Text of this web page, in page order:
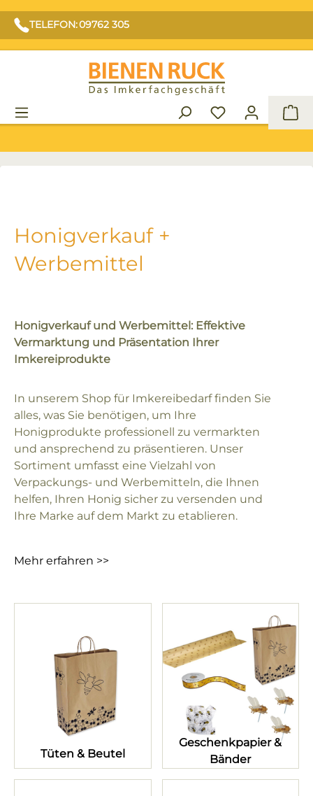
TELEFON: 09762 305
Honigverkauf +
Werbemittel
Honigverkauf und Werbemittel: Effektive
Vermarktung und Präsentation Ihrer
Imkereiprodukte
In unserem Shop für Imkereibedarf finden Sie
alles, was Sie benötigen, um Ihre
Honigprodukte professionell zu vermarkten
und ansprechend zu präsentieren. Unser
Sortiment umfasst eine Vielzahl von
Verpackungs- und Werbemitteln, die Ihnen
helfen, Ihren Honig sicher zu versenden und
Ihre Marke auf dem Markt zu etablieren.
Mehr erfahren >>
Tüten & Beutel
Geschenkpapier &
Bänder